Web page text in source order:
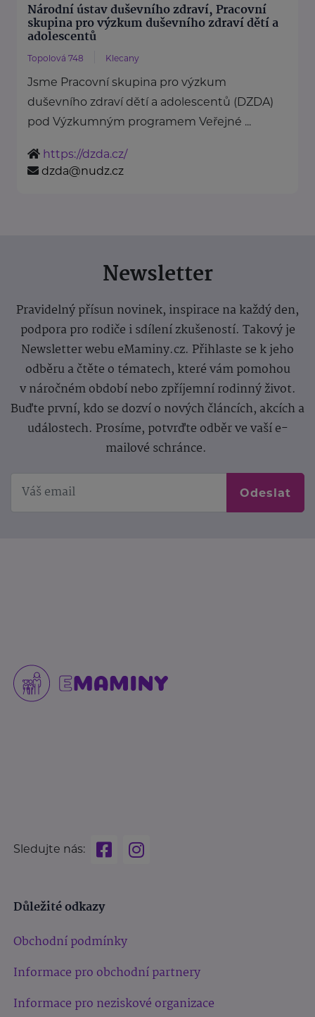
Národní ústav duševního zdraví, Pracovní
skupina pro výzkum duševního zdraví dětí a
adolescentů
Topolová 748 Klecany
Jsme Pracovní skupina pro výzkum
duševního zdraví dětí a adolescentů (DZDA)
pod Výzkumným programem Veřejné ...
https://dzda.cz/
dzda@nudz.cz
Newsletter
Pravidelný přísun novinek, inspirace na každý den,
podpora pro rodiče i sdílení zkušeností. Takový je
Newsletter webu eMaminy.cz. Přihlaste se k jeho
odběru a čtěte o tématech, které vám pomohou
v náročném období nebo zpříjemní rodinný život.
Buďte první, kdo se dozví o nových článcích, akcích a
událostech. Prosíme, potvrďte odběr ve vaší e-
mailové schránce.
Odeslat
Sledujte nás:
Důležité odkazy
Obchodní podmínky
Informace pro obchodní partnery
Informace pro neziskové organizace